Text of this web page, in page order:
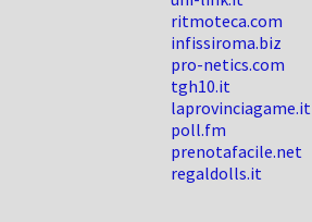
ritmoteca.com
infissiroma.biz
pro-netics.com
tgh10.it
laprovinciagame.it
poll.fm
prenotafacile.net
regaldolls.it